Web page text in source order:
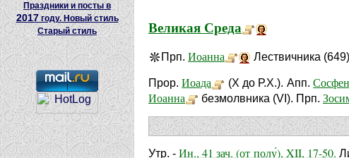
Праздники и посты в
2017году. Новый стиль
Старый стиль
Великая Среда
Прп. Иоанна Лествичника
Прор.Иоада (X до Р.Х.). Апп.
Иоанна безмолвника (VI). Прп.
Утр. - Ин., 41 зач. (от полу́), XII, 17-50.